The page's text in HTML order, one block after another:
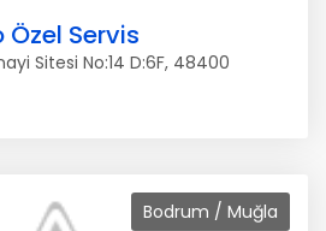
Servis
Sitesi No:14 D:6F, 48400
Bodrum / Muğla